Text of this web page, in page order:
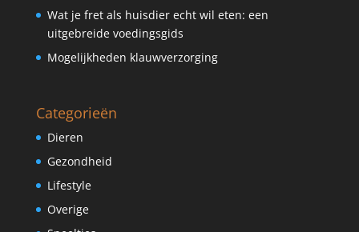
Wat je fret als huisdier echt wil eten: een
uitgebreide voedingsgids
Mogelijkheden klauwverzorging
Categorieën
Dieren
Gezondheid
Lifestyle
Overige